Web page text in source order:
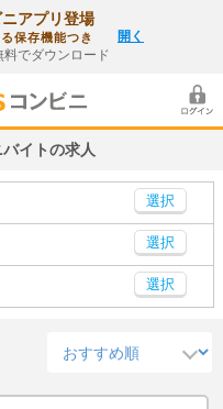
アプリ登場
保存機能つき
でダウンロード
開く
イトの求人
選択
選択